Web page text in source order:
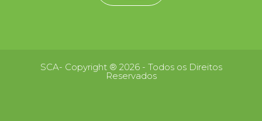
SCA- Copyright ® 2026 - Todos os Direitos
Reservados